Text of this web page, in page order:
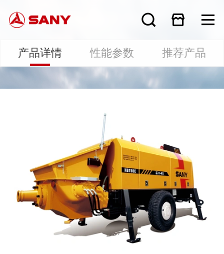
产品详情 性能参数 推荐产品